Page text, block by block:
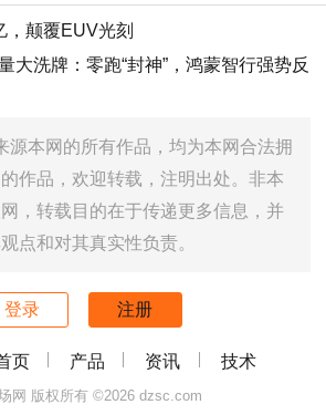
，颠覆EUV光刻
大洗牌：零跑“封神”，鸿蒙智行强势反
源本网的所有作品，均为本网合法拥
作品，欢迎转载，注明出处。非本
，转载目的在于传递更多信息，并
点和对其真实性负责。
登录 注册
页 产品 资讯 技术
网 版权所有 ©2026 dzsc.com